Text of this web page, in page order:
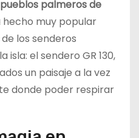
palmeros de
hecho muy popular
los senderos
el sendero GR 130,
un paisaje a la vez
donde poder respirar